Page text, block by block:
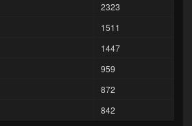
2323
1511
1447
959
872
842